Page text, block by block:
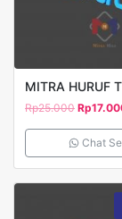
Rp25.000 Rp
Chat